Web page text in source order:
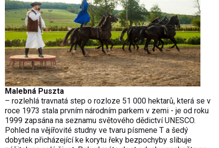
Malebná Puszta
– rozlehlá travnatá step o rozloze 51 000 hektarů, která se v
roce 1973 stala prvním národním parkem v zemi - je od roku
1999 zapsána na seznamu světového dědictví UNESCO.
Pohled na vějířovité studny ve tvaru písmene T a šedý
dobytek přicházející ke korytu řeky bezpochyby slibuje